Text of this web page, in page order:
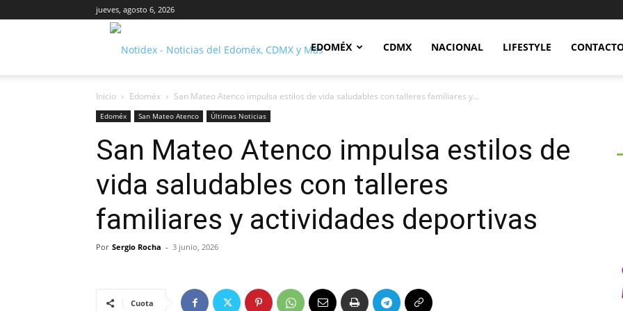
jueves, agosto 6, 2026
Notidex
EDOMÉX CDMX NACIONAL LIFESTYLE
Inicio Edoméx San Mateo Atenco impulsa estilos de vida saludables con talleres familiares y...
Edoméx San Mateo Atenco Últimas Noticias
San Mateo Atenco impulsa estilos de
vida saludables con talleres
familiares y actividades deportivas
Por Sergio Rocha - 3 junio, 2026
Cuota